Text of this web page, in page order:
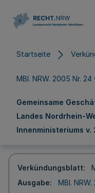
Startseite
MBl. NRW. 2005 Nr.
Gemeinsame
Landes Nordrhein-
Innenministeriums v.
Verkündungsblatt
Ausgabe
MBl.